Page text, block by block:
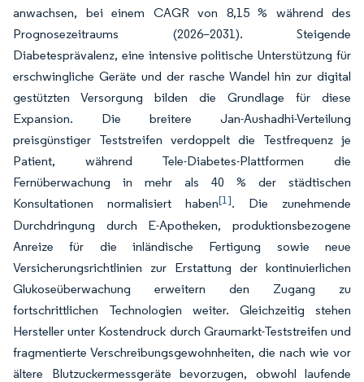
anwachsen, bei einem CAGR von 8,15 % während des
Prognosezeitraums (2026–2031). Steigende
Diabetesprävalenz, eine intensive politische Unterstützung für
erschwingliche Geräte und der rasche Wandel hin zur digital
gestützten Versorgung bilden die Grundlage für diese
Expansion. Die breitere Jan-Aushadhi-Verteilung
preisgünstiger Teststreifen verdoppelt die Testfrequenz je
Patient, während Tele-Diabetes-Plattformen die
Fernüberwachung in mehr als 40 % der städtischen
Konsultationen normalisiert haben[1]. Die zunehmende
Durchdringung durch E-Apotheken, produktionsbezogene
Anreize für die inländische Fertigung sowie neue
Versicherungsrichtlinien zur Erstattung der kontinuierlichen
Glukoseüberwachung erweitern den Zugang zu
fortschrittlichen Technologien weiter. Gleichzeitig stehen
Hersteller unter Kostendruck durch Graumarkt-Teststreifen und
fragmentierte Verschreibungsgewohnheiten, die nach wie vor
ältere Blutzuckermessgeräte bevorzugen, obwohl laufende